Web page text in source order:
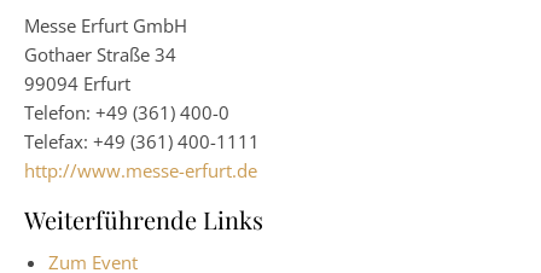
Messe Erfurt GmbH
Gothaer Straße 34
99094 Erfurt
Telefon: +49 (361) 400-0
Telefax: +49 (361) 400-1111
http://www.messe-erfurt.de
Weiterführende Links
Zum Event